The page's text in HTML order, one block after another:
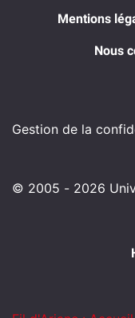
Mentions
Nous
Gestion de la
© 2005 - 2026